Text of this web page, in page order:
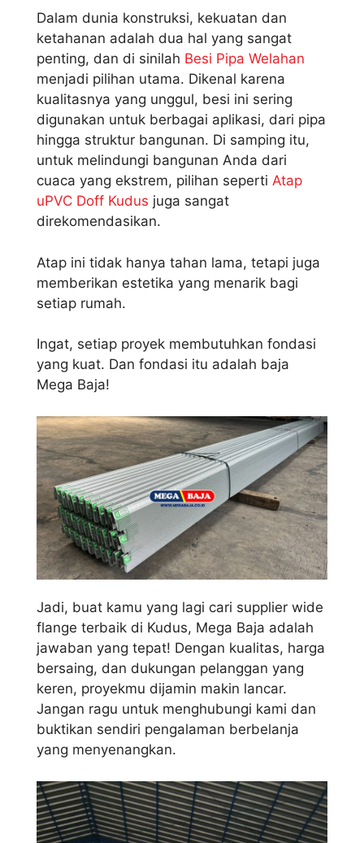
Dalam dunia konstruksi, kekuatan dan
ketahanan adalah dua hal yang sangat
penting, dan di sinilah Besi Pipa Welahan
menjadi pilihan utama. Dikenal karena
kualitasnya yang unggul, besi ini sering
digunakan untuk berbagai aplikasi, dari pipa
hingga struktur bangunan. Di samping itu,
untuk melindungi bangunan Anda dari
cuaca yang ekstrem, pilihan seperti Atap
uPVC Doff Kudus juga sangat
direkomendasikan.
Atap ini tidak hanya tahan lama, tetapi juga
memberikan estetika yang menarik bagi
setiap rumah.
Ingat, setiap proyek membutuhkan fondasi
yang kuat. Dan fondasi itu adalah baja
Mega Baja!
Jadi, buat kamu yang lagi cari supplier wide
flange terbaik di Kudus, Mega Baja adalah
jawaban yang tepat! Dengan kualitas, harga
bersaing, dan dukungan pelanggan yang
keren, proyekmu dijamin makin lancar.
Jangan ragu untuk menghubungi kami dan
buktikan sendiri pengalaman berbelanja
yang menyenangkan.